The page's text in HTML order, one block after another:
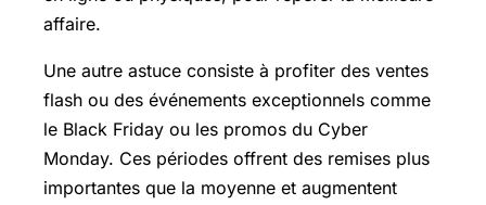
affaire.
Une autre astuce consiste à profiter des ventes
flash ou des événements exceptionnels comme
le Black Friday ou les promos du Cyber
Monday. Ces périodes offrent des remises plus
importantes que la moyenne et augmentent